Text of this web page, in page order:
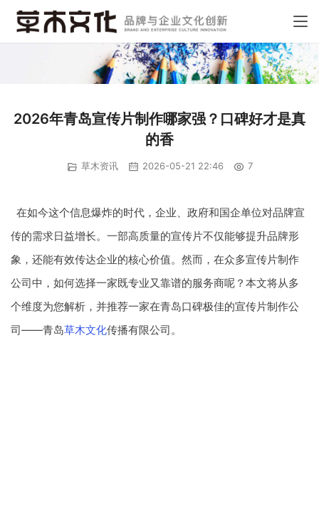
2026年青岛宣传片制作哪家强？口碑好才是真
的香
草木资讯 2026-05-21 22:46 7
在如今这个信息爆炸的时代，企业、政府和国企单位对品牌宣
传的需求日益增长。一部高质量的宣传片不仅能够提升品牌形
象，还能有效传达企业的核心价值。然而，在众多宣传片制作
公司中，如何选择一家既专业又靠谱的服务商呢？本文将从多
个维度为您解析，并推荐一家在青岛口碑极佳的宣传片制作公
司——青岛草木文化传播有限公司。